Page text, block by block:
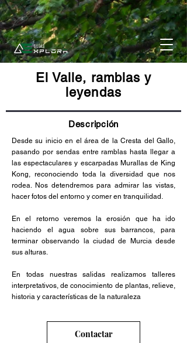
El Valle, ramblas y
leyendas
Descripción
Desde su inicio en el área de la Cresta del Gallo,
pasando por sendas entre ramblas hasta llegar a
las espectaculares y escarpadas Murallas de King
Kong, reconociendo toda la diversidad que nos
rodea. Nos detendremos para admirar las vistas,
hacer fotos del entorno y comer en tranquilidad.
En el retorno veremos la erosión que ha ido
haciendo el agua sobre sus barrancos, para
terminar observando la ciudad de Murcia desde
sus alturas.
En todas nuestras salidas realizamos talleres
interpretativos, de conocimiento de plantas, relieve,
historia y características de la naturaleza
Contactar